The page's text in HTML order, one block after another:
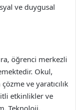
ve duygusal
öğrenci merkezli
Okul,
ve yaratıcılık
etkinlikler ve
Teknoloji,